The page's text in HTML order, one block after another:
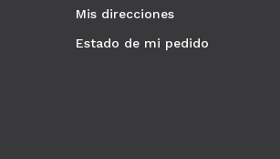
Mis direcciones
Estado de mi pedido